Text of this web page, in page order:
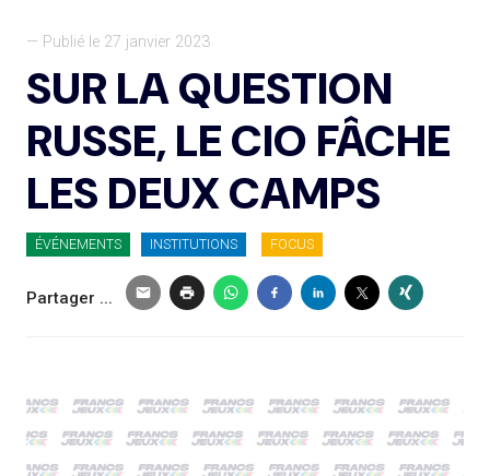
— Publié le 27 janvier 2023
SUR LA QUESTION
RUSSE, LE CIO FÂCHE
LES DEUX CAMPS
ÉVÉNEMENTS INSTITUTIONS FOCUS
Partager ...